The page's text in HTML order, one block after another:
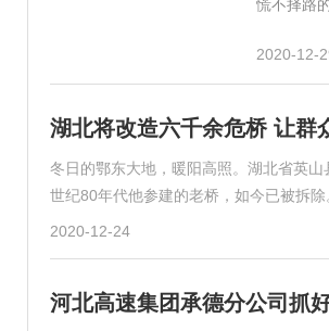
慌不择路
2020-12-
湖北将改造六千余危桥 让群
冬日的鄂东大地，暖阳高照。湖北省英
世纪80年代他参建的老桥，如今已被拆
2020-12-24
河北高速集团承德分公司抓